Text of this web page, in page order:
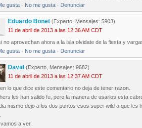
gusta · No me gusta · Denunciar
Eduardo Bonet (Experto, Mensajes: 5903)
11 de abril de 2013 a las 12:36 AM CDT
no aprovechan ahora a la isla olvidate de la fiesta y
gusta · No me gusta · Denunciar
David (Experto, Mensajes: 9682)
11 de abril de 2013 a las 12:37 AM CDT
lo que dice este comentario no deja de tener razon.
les han salido fu, pero la manera de usarlos esta
mismo dejo a los dos puntos esos super wild a que les
a ver.